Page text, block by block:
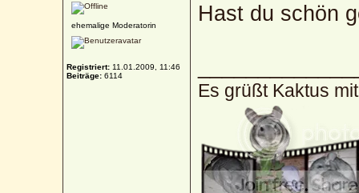
ehemalige Moderatorin
Registriert: 11.01.2009, 11:46
Beiträge: 6114
Hast du schön
Es grüßt Kaktus